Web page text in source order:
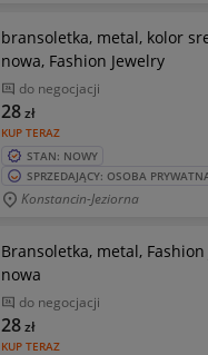
bransoletka, metal, kolor
nowa, Fashion Jewelry
do negocjacji
KUP TERAZ
28zł
STAN: NOWY
SPRZEDAJĄCY: OSOBA
Konstancin-Jeziorna
Bransoletka, metal, Fashion
nowa
do negocjacji
KUP TERAZ
28zł